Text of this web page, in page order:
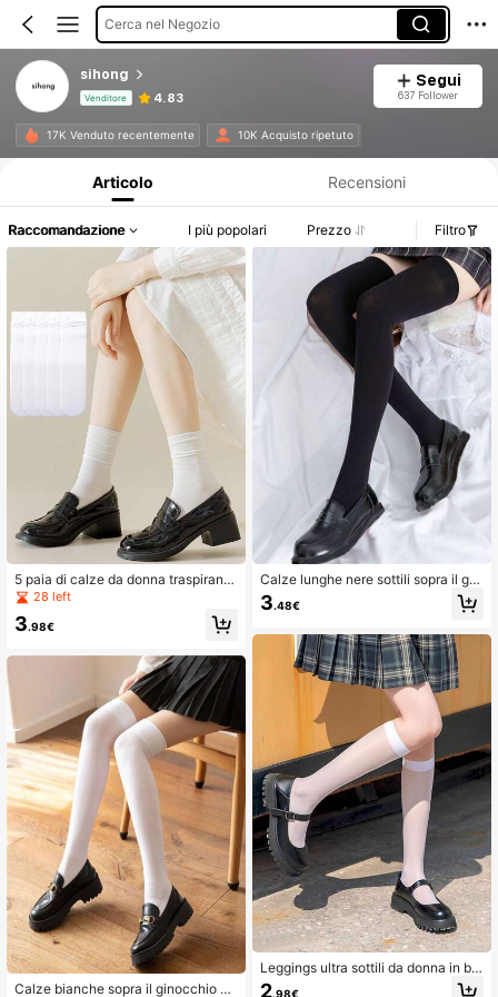
Cerca nel Negozio
sihong
Venditore 4.83
Segui
637 Follower
17K Venduto recentemente 10K Acquisto ripetuto
Articolo Recensioni
Raccomandazione I più popolari Prezzo Filtro
5 paia di calze da donna traspiranti
con bordo arrotolato, calze estive s
nnali
28 left
3.98€
Calze bianche sopra il ginocchio pe
Calze lunghe nere sottili sopra il gin
occhio per signora, extra lunghe, co
nfortevoli
3.48€
Leggings ultra sottili da donna in bia
nco - Calze a tubo lunghe anti-gan
2.98€